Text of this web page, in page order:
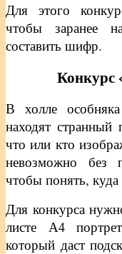
Для этого
чтобы заранее
составить шифр.
Конкурс
В холле
находят
что или кто
невозможно без
чтобы понять,
Для конкурса
листе А4
который даст